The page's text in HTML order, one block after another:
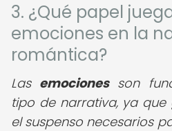
3. ¿Qué papel
emociones en la
romántica?
Las emocionesson
tipo de narrativa, ya que
el suspenso necesarios